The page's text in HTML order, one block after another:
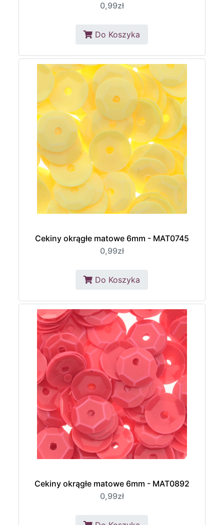
0,99zł
Do Koszyka
Cekiny okrągłe matowe 6mm - MAT0745
0,99zł
Do Koszyka
Cekiny okrągłe matowe 6mm - MAT0892
0,99zł